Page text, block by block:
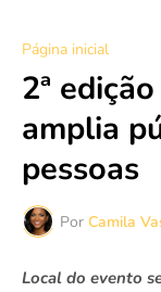
Página inicial
2ª
amplia
pessoas
Por Camila
Local do evento